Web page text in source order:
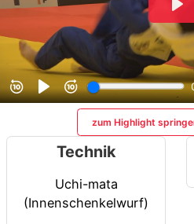
zum Highlight
Technik
Uchi-mata
(Innenschenkelwurf)